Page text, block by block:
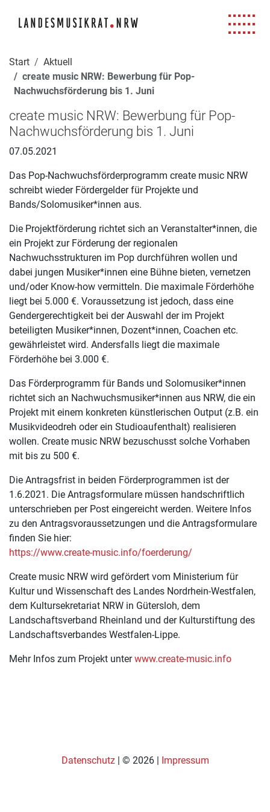
Start
Aktuell
create music NRW: Bewerbung für Pop-
Nachwuchsförderung bis 1. Juni
create music NRW: Bewerbung für Pop-
Nachwuchsförderung bis 1. Juni
07.05.2021
Das Pop-Nachwuchsförderprogramm create music NRW
schreibt wieder Fördergelder für Projekte und
Bands/Solomusiker*innen aus.
Die Projektförderung richtet sich an Veranstalter*innen, die
ein Projekt zur Förderung der regionalen
Nachwuchsstrukturen im Pop durchführen wollen und
dabei jungen Musiker*innen eine Bühne bieten, vernetzen
und/oder Know-how vermitteln. Die maximale Förderhöhe
liegt bei 5.000 €. Voraussetzung ist jedoch, dass eine
Gendergerechtigkeit bei der Auswahl der im Projekt
beteiligten Musiker*innen, Dozent*innen, Coachen etc.
gewährleistet wird. Andersfalls liegt die maximale
Förderhöhe bei 3.000 €.
Das Förderprogramm für Bands und Solomusiker*innen
richtet sich an Nachwuchsmusiker*innen aus NRW, die ein
Projekt mit einem konkreten künstlerischen Output (z.B. ein
Musikvideodreh oder ein Studioaufenthalt) realisieren
wollen. Create music NRW bezuschusst solche Vorhaben
mit bis zu 500 €.
Die Antragsfrist in beiden Förderprogrammen ist der
1.6.2021. Die Antragsformulare müssen handschriftlich
unterschrieben per Post eingereicht werden. Weitere Infos
zu den Antragsvoraussetzungen und die Antragsformulare
finden Sie hier:
https://www.create-music.info/foerderung/
Create music NRW wird gefördert vom Ministerium für
Kultur und Wissenschaft des Landes Nordrhein-Westfalen,
dem Kultursekretariat NRW in Gütersloh, dem
Landschaftsverband Rheinland und der Kulturstiftung des
Landschaftsverbandes Westfalen-Lippe.
Mehr Infos zum Projekt unterwww.create-music.info
Datenschutz | © 2026 | Impressum